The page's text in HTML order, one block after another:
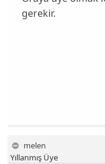
gerekir.
melen
Yıllanmış Üye